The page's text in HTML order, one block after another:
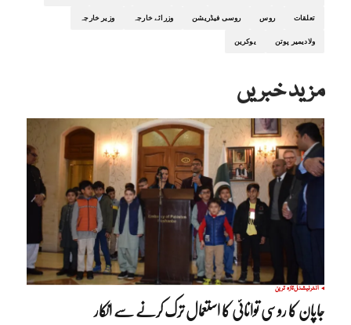
تعلقات روس روسی فیڈریشن وزرائے خارجہ وزیر خارجہ
ولادیمیر پوتن یوکرین
مزید خبریں
انٹرنیشنلتازہ ترین
جاپان کا روسی توانائی کا استعمال ترک کرنے سے انکار